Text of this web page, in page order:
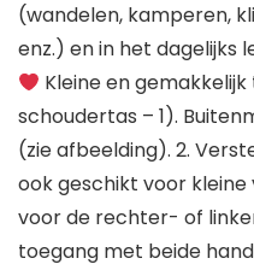
(wandelen, kamperen,
enz.) en in het dagelijks
Kleine en
schoudertas – 1).
(zie afbeelding). 2.
ook geschikt voor kleine
voor de rechter- of
toegang met beide